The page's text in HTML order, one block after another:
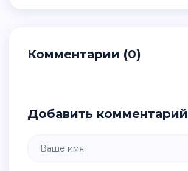
Комментарии (0)
Добавить комментарий